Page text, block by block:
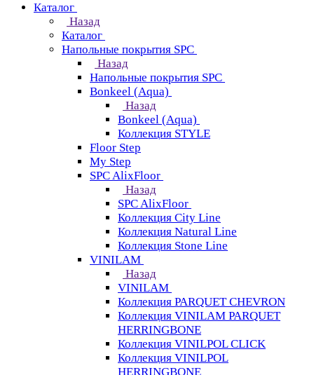
Каталог
Назад
Каталог
Напольные покрытия SPC
Назад
Напольные покрытия SPC
Bonkeel (Aqua)
Назад
Bonkeel (Aqua)
Коллекция STYLE
Floor Step
My Step
SPC AlixFloor
Назад
SPC AlixFloor
Коллекция City Line
Коллекция Natural Line
Коллекция Stone Line
VINILAM
Назад
VINILAM
Коллекция PARQUET CHEVRON
Коллекция VINILAM PARQUET
HERRINGBONE
Коллекция VINILPOL CLICK
Коллекция VINILPOL
HERRINGBONE